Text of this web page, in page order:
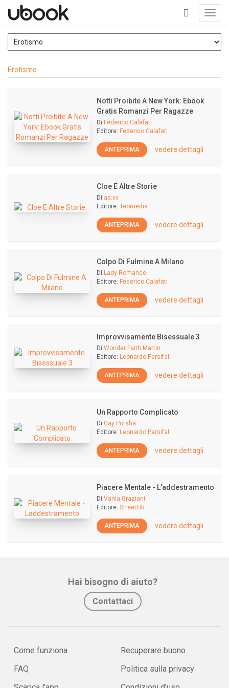
+
Erotismo
Notti Proibite A New York: Ebook
Gratis Romanzi Per Ragazze
Di Federico Calafati
Editore: Federico Calafati
ANTEPRIMA vedere dettagli
Cloe E Altre Storie
Di aa.vv
Editore: Teomedia
ANTEPRIMA vedere dettagli
Colpo Di Fulmine A Milano
Di Lady Romance
Editore: Federico Calafati
ANTEPRIMA vedere dettagli
Improvvisamente Bisessuale 3
Di Wonder Faith Martin
Editore: Leonardo Parsifal
ANTEPRIMA vedere dettagli
Un Rapporto Complicato
Di Gay Porsha
Editore: Leonardo Parsifal
ANTEPRIMA vedere dettagli
Piacere Mentale - L'addestramento
Di Vania Graziani
Editore: StreetLib
ANTEPRIMA vedere dettagli
Hai bisogno di aiuto?
Contattaci
Come funziona
FAQ
Recuperare buono
Politica sulla privacy